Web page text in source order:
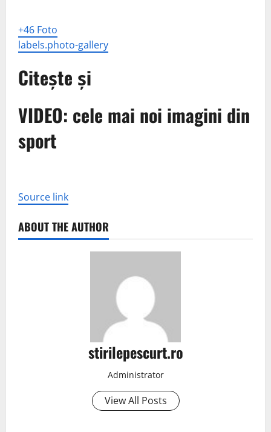
+46 Foto
labels.photo-gallery
Citește și
VIDEO: cele mai noi imagini din
sport
Source link
ABOUT THE AUTHOR
stirilepescurt.ro
Administrator
View All Posts